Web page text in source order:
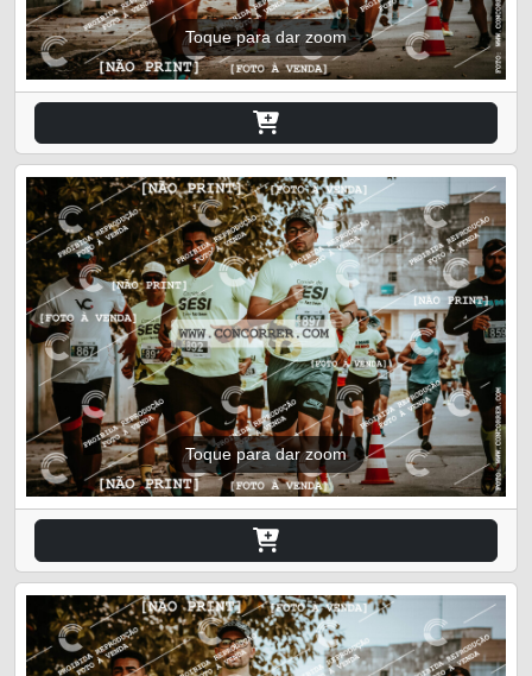
Toque para dar zoom
Toque para dar zoom